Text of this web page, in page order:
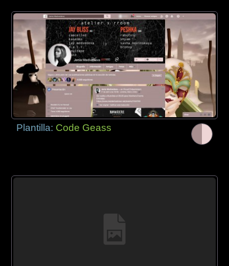
Plantilla: Code Geass